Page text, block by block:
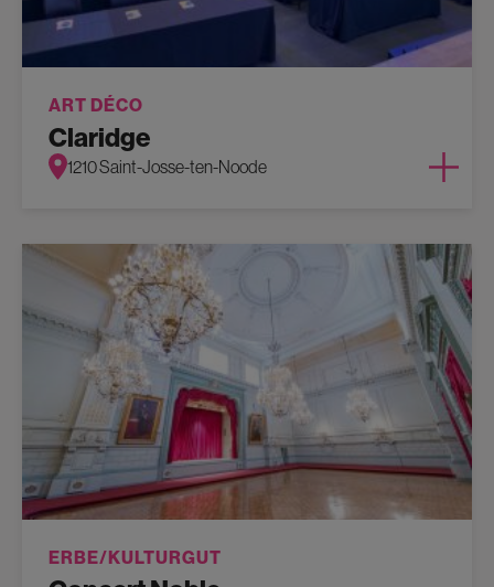
ART DÉCO
Claridge
1210 Saint-Josse-ten-Noode
ERBE/KULTURGUT